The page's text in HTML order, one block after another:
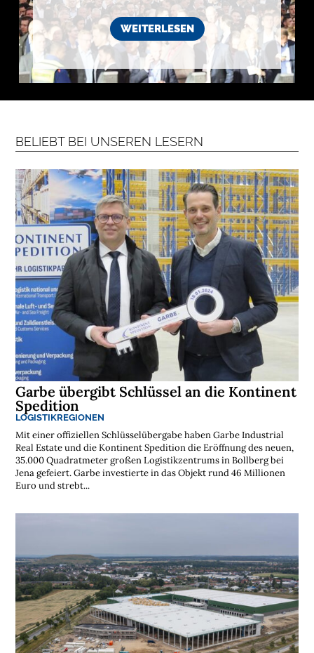
g
i
o
n
➔
h
r
e
n

D
e
r
k
o
s
t
l
o
s
e
N
w
s
l
e
t
t
e
r
➔
j
e
t
z
t
a
b
o
n
e
WEITERLESEN
BELIEBT BEI UNSEREN LESERN
Garbe übergibt Schlüssel an die Kontinent
Spedition
LOGISTIKREGIONEN
Mit einer offiziellen Schlüsselübergabe haben Garbe Industrial
Real Estate und die Kontinent Spedition die Eröffnung des neuen,
35.000 Quadratmeter großen Logistikzentrums in Bollberg bei
Jena gefeiert. Garbe investierte in das Objekt rund 46 Millionen
Euro und strebt...